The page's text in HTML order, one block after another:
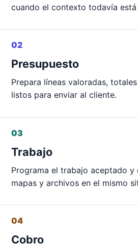
cuando el contexto todavía está
02
Presupuesto
Prepara líneas valoradas,
listos para enviar al cliente.
03
Trabajo
Programa el trabajo aceptado y
mapas y archivos en el mismo
04
Cobro